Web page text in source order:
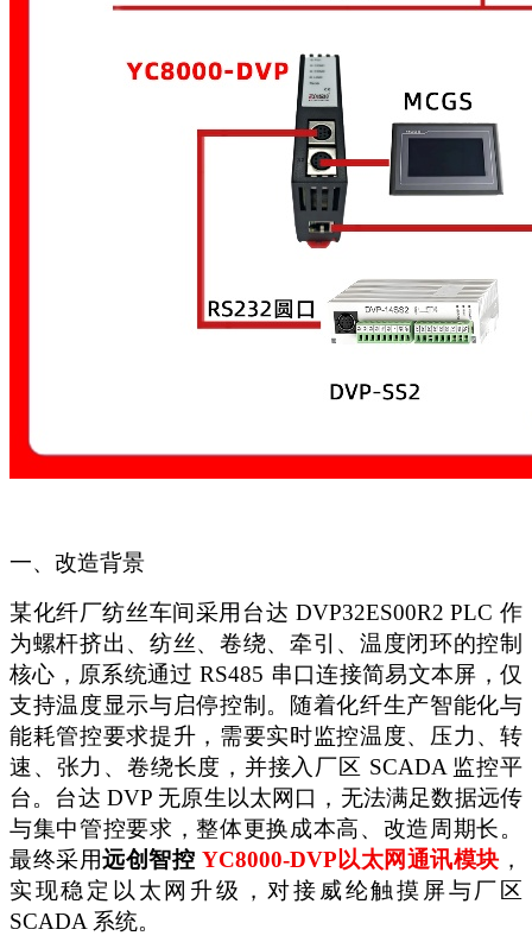
一、改造背景
某化纤厂纺丝车间采用台达 DVP32ES00R2 PLC 作
为螺杆挤出、纺丝、卷绕、牵引、温度闭环的控制
核心，原系统通过 RS485 串口连接简易文本屏，仅
支持温度显示与启停控制。随着化纤生产智能化与
能耗管控要求提升，需要实时监控温度、压力、转
速、张力、卷绕长度，并接入厂区 SCADA 监控平
台。台达 DVP 无原生以太网口，无法满足数据远传
与集中管控要求，整体更换成本高、改造周期长。
最终采用远创智控 YC8000-DVP以太网通讯模块 ，
实现稳定以太网升级，对接威纶触摸屏与厂区
SCADA 系统。